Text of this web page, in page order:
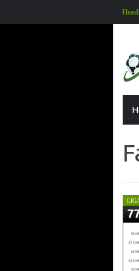
aplazados jornada 1 Liga EA Sports en